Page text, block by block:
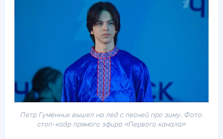
Петр Гуменник вышел на лед с песней про зиму. Фото:
стоп-кадр прямого эфира «Первого канала»